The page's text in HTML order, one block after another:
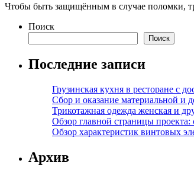
Чтобы быть защищённым в случае поломки,
Поиск
Поиск
Последние записи
Грузинская кухня в ресторане с
Сбор и оказание материальной и
Трикотажная одежда женская и
Обзор главной страницы
Обзор характеристик винтовых
Архив